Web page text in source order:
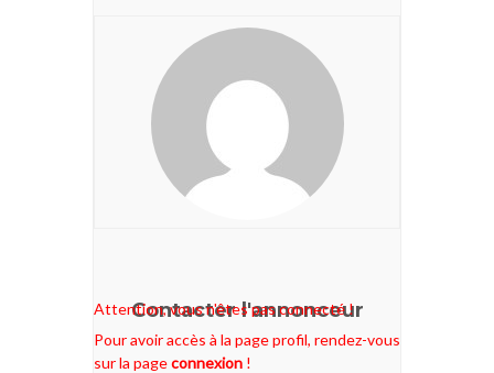
Contacter l'annonceur
Attention, vous n'êtes pas connecté !
Pour avoir accès à la page profil, rendez-vous
sur la pageconnexion !